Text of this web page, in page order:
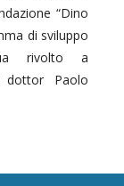
“Dino
di sviluppo
rivolto a
dottor Paolo